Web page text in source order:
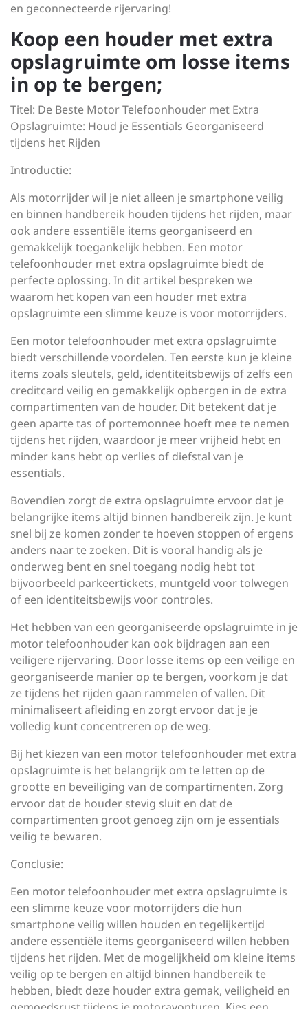
en geconnecteerde rijervaring!
Koop een houder met extra
opslagruimte om losse items
in op te bergen;
Titel: De Beste Motor Telefoonhouder met Extra
Opslagruimte: Houd je Essentials Georganiseerd
tijdens het Rijden
Introductie:
Als motorrijder wil je niet alleen je smartphone veilig
en binnen handbereik houden tijdens het rijden, maar
ook andere essentiële items georganiseerd en
gemakkelijk toegankelijk hebben. Een motor
telefoonhouder met extra opslagruimte biedt de
perfecte oplossing. In dit artikel bespreken we
waarom het kopen van een houder met extra
opslagruimte een slimme keuze is voor motorrijders.
Een motor telefoonhouder met extra opslagruimte
biedt verschillende voordelen. Ten eerste kun je kleine
items zoals sleutels, geld, identiteitsbewijs of zelfs een
creditcard veilig en gemakkelijk opbergen in de extra
compartimenten van de houder. Dit betekent dat je
geen aparte tas of portemonnee hoeft mee te nemen
tijdens het rijden, waardoor je meer vrijheid hebt en
minder kans hebt op verlies of diefstal van je
essentials.
Bovendien zorgt de extra opslagruimte ervoor dat je
belangrijke items altijd binnen handbereik zijn. Je kunt
snel bij ze komen zonder te hoeven stoppen of ergens
anders naar te zoeken. Dit is vooral handig als je
onderweg bent en snel toegang nodig hebt tot
bijvoorbeeld parkeertickets, muntgeld voor tolwegen
of een identiteitsbewijs voor controles.
Het hebben van een georganiseerde opslagruimte in je
motor telefoonhouder kan ook bijdragen aan een
veiligere rijervaring. Door losse items op een veilige en
georganiseerde manier op te bergen, voorkom je dat
ze tijdens het rijden gaan rammelen of vallen. Dit
minimaliseert afleiding en zorgt ervoor dat je je
volledig kunt concentreren op de weg.
Bij het kiezen van een motor telefoonhouder met extra
opslagruimte is het belangrijk om te letten op de
grootte en beveiliging van de compartimenten. Zorg
ervoor dat de houder stevig sluit en dat de
compartimenten groot genoeg zijn om je essentials
veilig te bewaren.
Conclusie:
Een motor telefoonhouder met extra opslagruimte is
een slimme keuze voor motorrijders die hun
smartphone veilig willen houden en tegelijkertijd
andere essentiële items georganiseerd willen hebben
tijdens het rijden. Met de mogelijkheid om kleine items
veilig op te bergen en altijd binnen handbereik te
hebben, biedt deze houder extra gemak, veiligheid en